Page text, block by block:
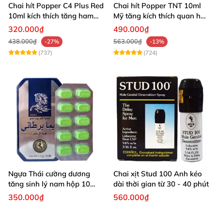
Chai hít Popper C4 Plus Red
10ml kích thích tăng ham
muốn
320.000₫
438.000₫
-27%
(737)
Chai hít Popper TNT 10ml
Mỹ tăng kích thích quan hệ
sảng khoái
490.000₫
563.000₫
-13%
(724)
Ngựa Thái cường dương
tăng sinh lý nam hộp 10
viên cao cấp chuẩn Thái
350.000₫
Chai xịt Stud 100 Anh kéo
dài thời gian từ 30 - 40 phút
560.000₫